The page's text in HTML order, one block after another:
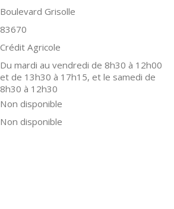
Boulevard Grisolle
83670
Crédit Agricole
Du mardi au vendredi de 8h30 à 12h00
et de 13h30 à 17h15, et le samedi de
8h30 à 12h30
Non disponible
Non disponible